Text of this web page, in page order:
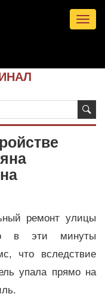
ремонт улицы
в эти минуты
что вследствие
упала прямо на